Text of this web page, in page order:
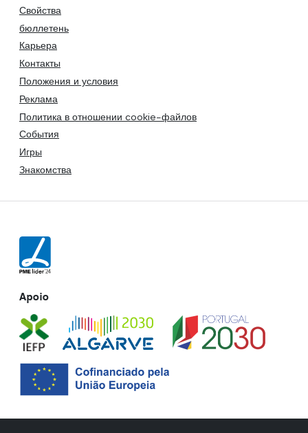
Свойства
бюллетень
Карьера
Контакты
Положения и условия
Реклама
Политика в отношении cookie-файлов
События
Игры
Знакомства
Apoio